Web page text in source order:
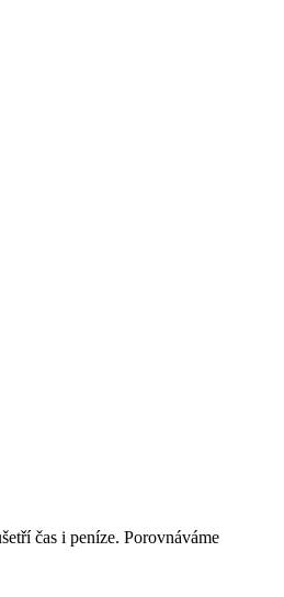
čas i peníze. Porovnáváme